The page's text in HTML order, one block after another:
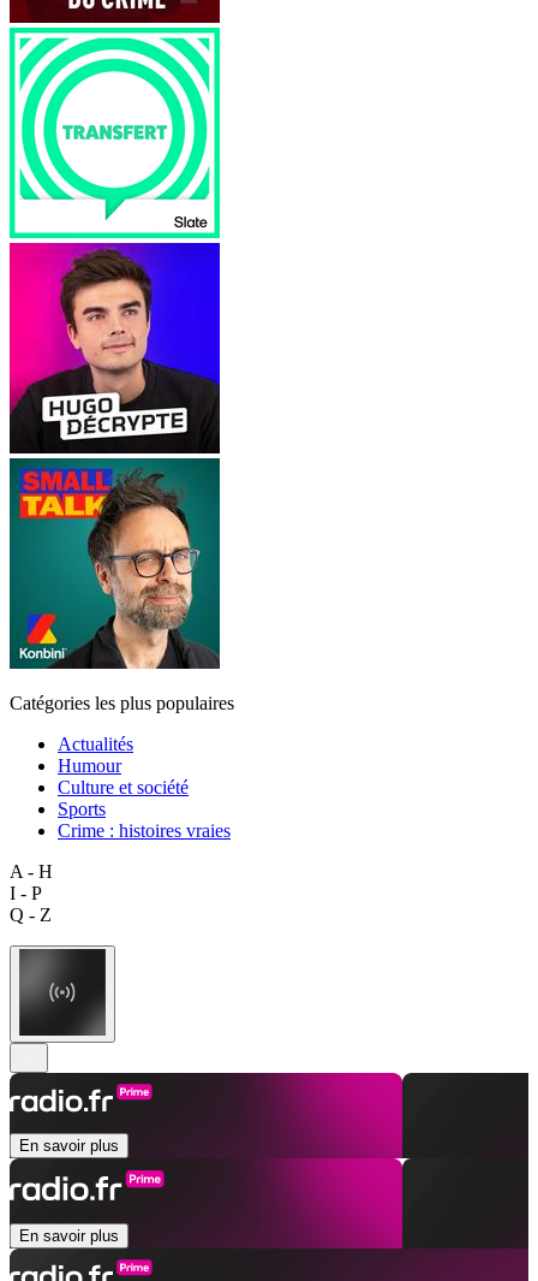
Catégories les plus populaires
Actualités
Humour
Culture et société
Sports
Crime : histoires vraies
A - H
I - P
Q - Z
En savoir plus
En savoir plus